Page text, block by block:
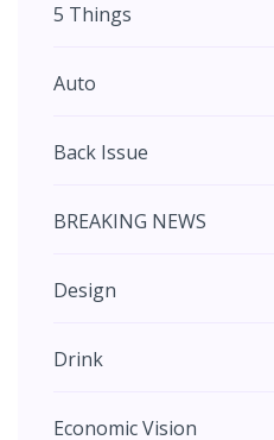
5 Things
Auto
Back Issue
BREAKING NEWS
Design
Drink
Economic Vision